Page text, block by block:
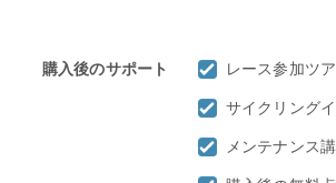
購入後のサポート
レース参加ツ
サイクリング
メンテナンス